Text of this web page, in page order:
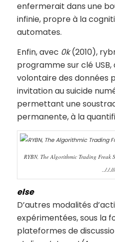
enfermerait dans une
infinie, propre à la
automates.
Enfin, avec 0k(2010),
programme sur clé
volontaire des données
invitation au suicide
permettant une
permanente, à la
RYBN, The Algorithmic Trading
.././
else
D’autres modalités
expérimentées, sous la
plateformes de